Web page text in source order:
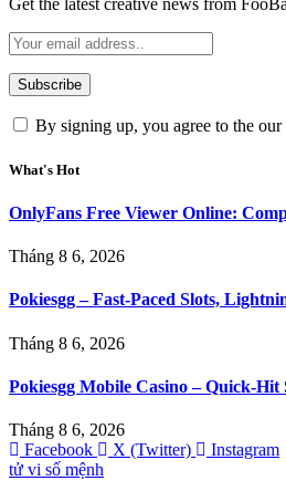
Get the latest creative news from
By signing up, you agree to the our
What's Hot
OnlyFans Free Viewer Online:
Tháng 8 6, 2026
Pokiesgg – Fast‑Paced Slots,
Tháng 8 6, 2026
Pokiesgg Mobile Casino –
Tháng 8 6, 2026
Facebook
X (Twitter)
Instagram
tử vi số mệnh